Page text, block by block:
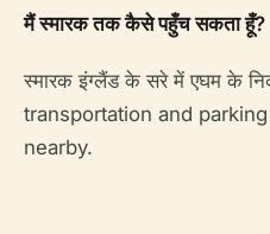
मैं स्मारक तक कैसे पहुँच सकता हूँ?
स्मारक इंग्लैंड के सरे में एघम के
transportation and
nearby.